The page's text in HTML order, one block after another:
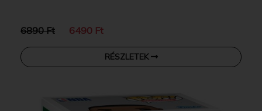
6890 Ft 6490 Ft
RÉSZLETEK